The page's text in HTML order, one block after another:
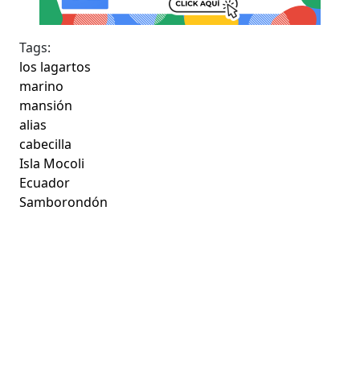
Tags:
los lagartos
marino
mansión
alias
cabecilla
Isla Mocoli
Ecuador
Samborondón